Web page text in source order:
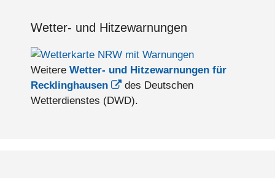
Wetter- und Hitzewarnungen
Weitere Wetter- und Hitzewarnungen für
Recklinghausen
des Deutschen
Wetterdienstes (DWD).